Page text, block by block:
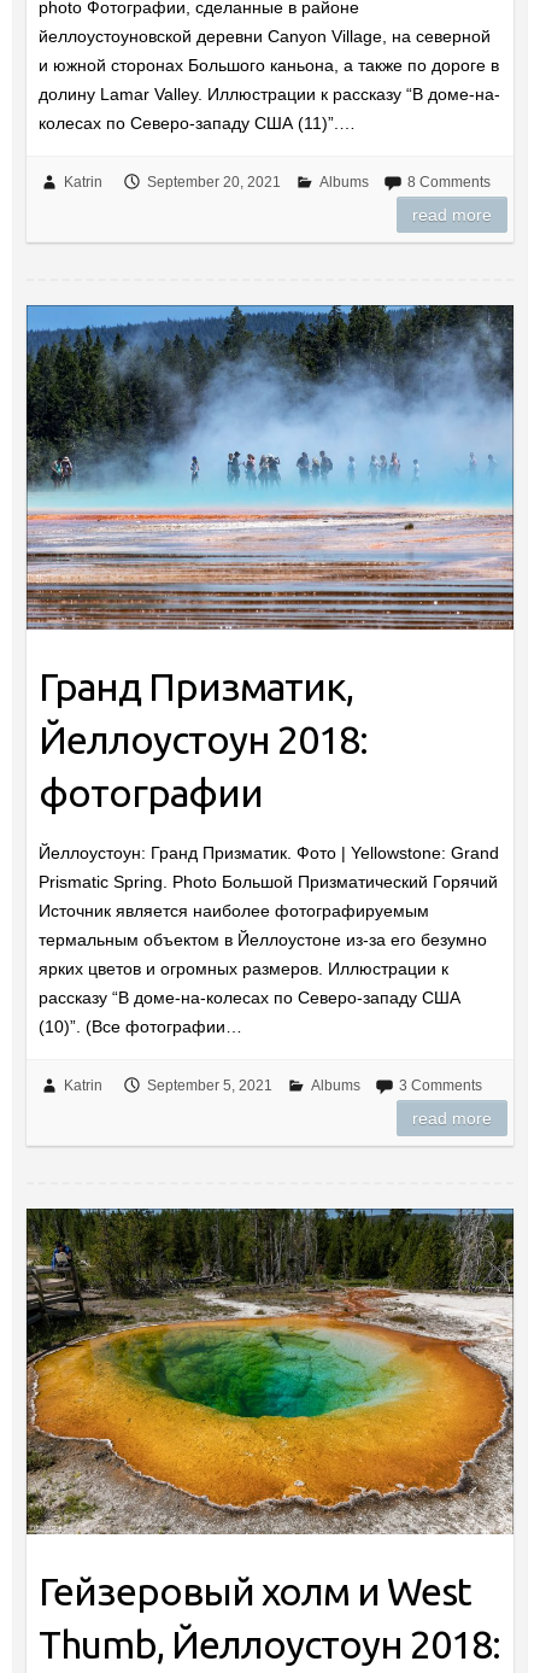
photo Фотографии, сделанные в районе
йеллоустоуновской деревни Canyon Village, на северной
и южной сторонах Большого каньона, а также по дороге в
долину Lamar Valley. Иллюстрации к рассказу “В доме-на-
колесах по Северо-западу США (11)”.…
Katrin September 20, 2021 Albums 8 Comments
read more
Гранд Призматик,
Йеллоустоун 2018:
фотографии
Йеллоустоун: Гранд Призматик. Фото | Yellowstone: Grand
Prismatic Spring. Photo Большой Призматический Горячий
Источник является наиболее фотографируемым
термальным объектом в Йеллоустоне из-за его безумно
ярких цветов и огромных размеров. Иллюстрации к
рассказу “В доме-на-колесах по Северо-западу США
(10)”. (Все фотографии…
Katrin September 5, 2021 Albums 3 Comments
read more
Гейзеровый холм и West
Thumb, Йеллоустоун 2018: